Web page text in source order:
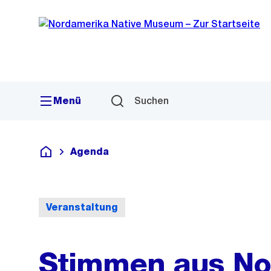
Navigation
Sprunglink
Menü Suchen
Deutsch
Agenda
Veranstaltung
Stimmen aus